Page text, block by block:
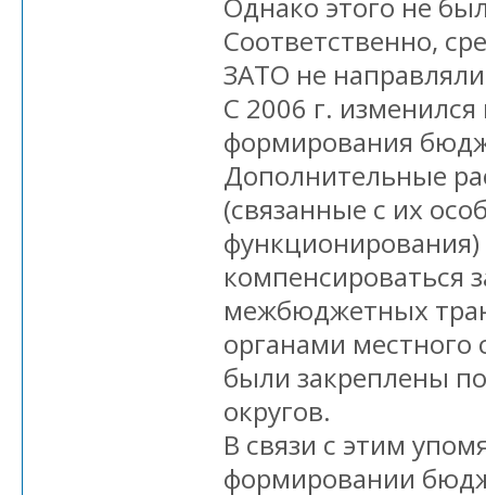
Соответственно,
ЗАТО не
С 2006 г.
формирования
Дополнительные
(связанные с их
функционирования)
компенсироваться
межбюджетных
органами
были закреплены
округов.
В связи с этим
формировании